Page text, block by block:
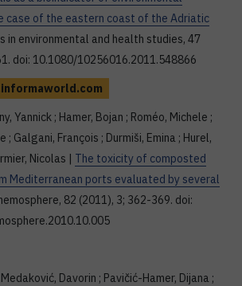
case of the eastern coast of the Adriatic
in environmental and health studies, 47
doi: 10.1080/10256016.2011.548866
Yannick ; Hamer, Bojan ; Roméo, Michele ;
; Galgani, François ; Durmiši, Emina ; Hurel,
Nicolas | The toxicity of composted
Mediterranean ports evaluated by several
82 (2011), 3; 362-369. doi:
Davorin ; Pavičić-Hamer, Dijana ;